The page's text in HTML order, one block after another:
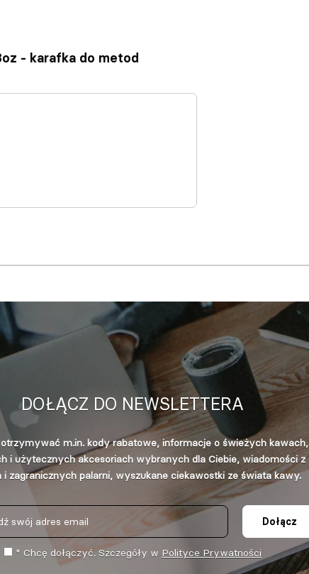
- karafka do metod
DOŁĄCZ DO NEWSLETTERA
otrzymywać m.in. kody rabatowe, informacje o świeżych kawach,
i użytecznych akcesoriach wybranych dla Ciebie, wiadomości z
i zagranicznych palarni, wyszukane ciekawostki ze świata kawy.
Dołącz
* Chcę dołączyć. Szczegóły w Polityce Prywatności